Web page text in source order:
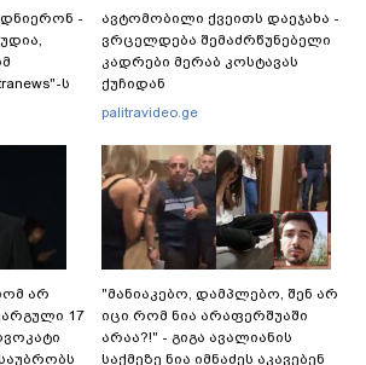
-
ს
არ
17
ავტომობილი ქვეითს დაეჯახა -
ვრცელდება შემაძრწუნებელი
კადრები მერაბ კოსტავას
ქუჩიდან
palitravideo.ge
"მანიაკებო, დამპლებო, შენ არ
იცი რომ ნია არაფერშუაში
არაა?!" - გიგა ავალიანის
საქმეზე ნია იმნაძეს აკავებენ